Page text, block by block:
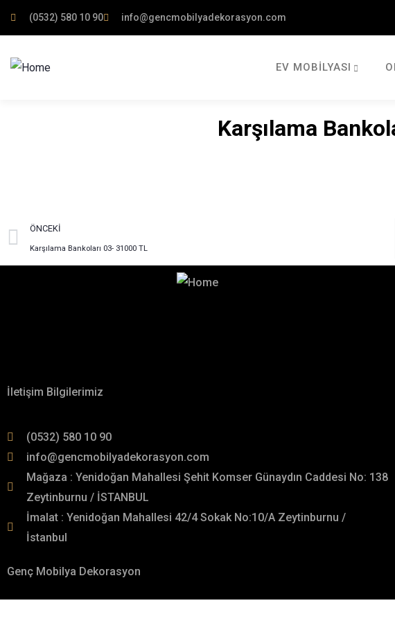
(0532) 580 10 90 info@gencmobilyadekorasyon.com
EV MOBILYASI
Karşılama
ÖNCEKI
Karşılama Bankoları 03- 31000 TL
İletişim Bilgilerimiz
(0532) 580 10 90
info@gencmobilyadekorasyon.com
Mağaza : Yenidoğan Mahallesi Şehit Komser Günaydın Caddesi No: 138
Zeytinburnu / İSTANBUL
İmalat : Yenidoğan Mahallesi 42/4 Sokak No:10/A Zeytinburnu /
İstanbul
Genç Mobilya Dekorasyon